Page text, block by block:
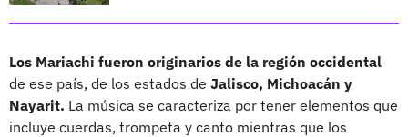
Los Mariachi fueron originarios de la región occidental
de ese país, de los estados de Jalisco, Michoacán y
Nayarit. La música se caracteriza por tener elementos que
incluye cuerdas, trompeta y canto mientras que los